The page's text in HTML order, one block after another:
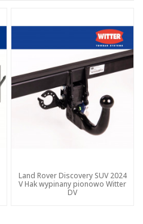
Land Rover Discovery SUV 2024
V Hak wypinany pionowo Witter
DV